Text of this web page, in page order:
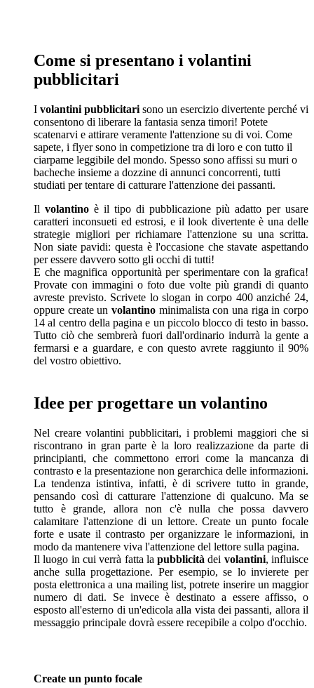
Come si presentano i volantini
pubblicitari
I volantini pubblicitari sono un esercizio divertente perché vi
consentono di liberare la fantasia senza timori! Potete
scatenarvi e attirare veramente l'attenzione su di voi. Come
sapete, i flyer sono in competizione tra di loro e con tutto il
ciarpame leggibile del mondo. Spesso sono affissi su muri o
bacheche insieme a dozzine di annunci concorrenti, tutti
studiati per tentare di catturare l'attenzione dei passanti.
Il volantino è il tipo di pubblicazione più adatto per usare
caratteri inconsueti ed estrosi, e il look divertente è una delle
strategie migliori per richiamare l'attenzione su una scritta.
Non siate pavidi: questa è l'occasione che stavate aspettando
per essere davvero sotto gli occhi di tutti!
E che magnifica opportunità per sperimentare con la grafica!
Provate con immagini o foto due volte più grandi di quanto
avreste previsto. Scrivete lo slogan in corpo 400 anziché 24,
oppure create un volantino minimalista con una riga in corpo
14 al centro della pagina e un piccolo blocco di testo in basso.
Tutto ciò che sembrerà fuori dall'ordinario indurrà la gente a
fermarsi e a guardare, e con questo avrete raggiunto il 90%
del vostro obiettivo.
Idee per progettare un volantino
Nel creare volantini pubblicitari, i problemi maggiori che si
riscontrano in gran parte è la loro realizzazione da parte di
principianti, che commettono errori come la mancanza di
contrasto e la presentazione non gerarchica delle informazioni.
La tendenza istintiva, infatti, è di scrivere tutto in grande,
pensando così di catturare l'attenzione di qualcuno. Ma se
tutto è grande, allora non c'è nulla che possa davvero
calamitare l'attenzione di un lettore. Create un punto focale
forte e usate il contrasto per organizzare le informazioni, in
modo da mantenere viva l'attenzione del lettore sulla pagina.
Il luogo in cui verrà fatta lapubblicitàdei volantini, influisce
anche sulla progettazione. Per esempio, se lo invierete per
posta elettronica a una mailing list, potrete inserire un maggior
numero di dati. Se invece è destinato a essere affisso, o
esposto all'esterno di un'edicola alla vista dei passanti, allora il
messaggio principale dovrà essere recepibile a colpo d'occhio.
Create un punto focale